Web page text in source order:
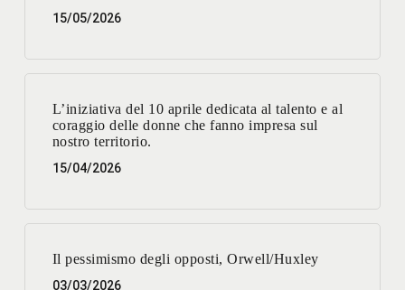
15/05/2026
L’iniziativa del 10 aprile dedicata al talento e al
coraggio delle donne che fanno impresa sul
nostro territorio.
15/04/2026
Il pessimismo degli opposti, Orwell/Huxley
03/03/2026